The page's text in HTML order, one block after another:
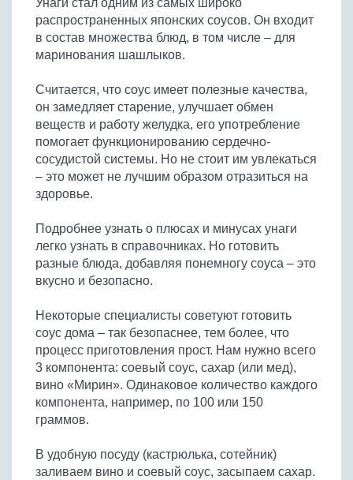
Бобовые
Яйца
Крупы
Унаги стал одним из самых широко
распространенных японских соусов. Он входит
в состав множества блюд, в том числе – для
маринования шашлыков.
Считается, что соус имеет полезные качества,
он замедляет старение, улучшает обмен
веществ и работу желудка, его употребление
помогает функционированию сердечно-
сосудистой системы. Но не стоит им увлекаться
– это может не лучшим образом отразиться на
здоровье.
Подробнее узнать о плюсах и минусах унаги
легко узнать в справочниках. Но готовить
разные блюда, добавляя понемногу соуса – это
вкусно и безопасно.
Некоторые специалисты советуют готовить
соус дома – так безопаснее, тем более, что
процесс приготовления прост. Нам нужно всего
3 компонента: соевый соус, сахар (или мед),
вино «Мирин». Одинаковое количество каждого
компонента, например, по 100 или 150
граммов.
В удобную посуду (кастрюлька, сотейник)
заливаем вино и соевый соус, засыпаем сахар.